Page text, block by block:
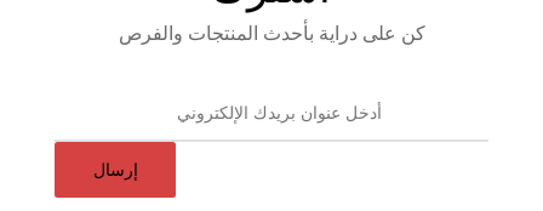
كن على دراية بأحدث المنتجات والفرص
إرسال